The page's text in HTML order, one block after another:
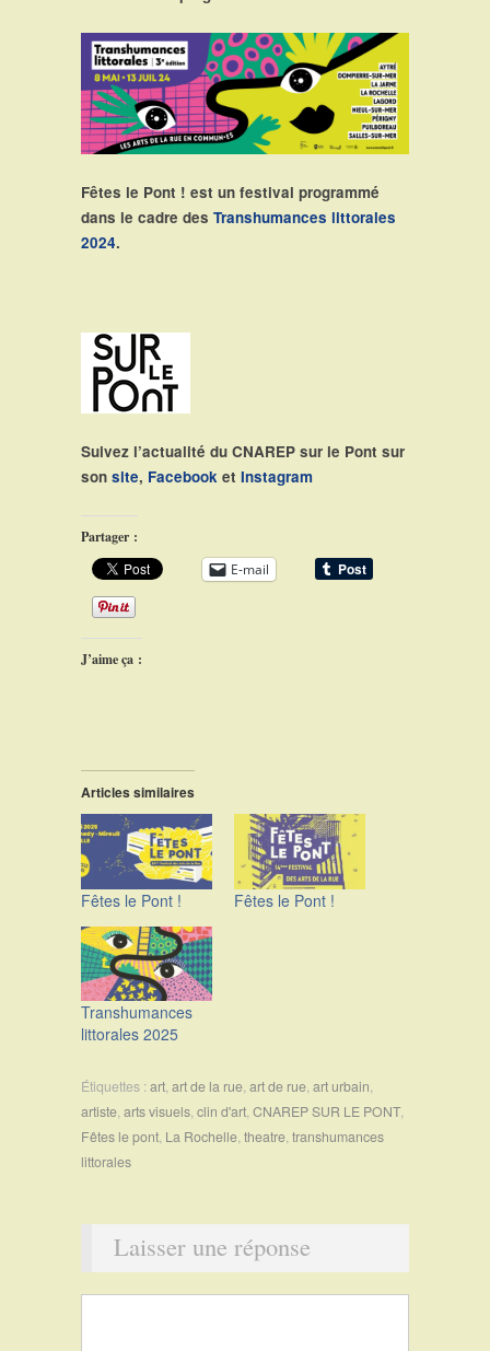
Fêtes le Pont ! est un festival programmé
dans le cadre des Transhumances littorales
2024.
Suivez l’actualité du CNAREP sur le Pont sur
son site, Facebook et Instagram
Partager :
E-mail
J’aime ça :
Articles similaires
Fêtes le Pont ! Fêtes le Pont !
Transhumances
littorales 2025
Étiquettes :art,art de la rue,art de rue,art urbain,
artiste,arts visuels,clin d'art,CNAREP SUR LE PONT,
Fêtes le pont, La Rochelle,theatre,transhumances
littorales
Laisser une réponse